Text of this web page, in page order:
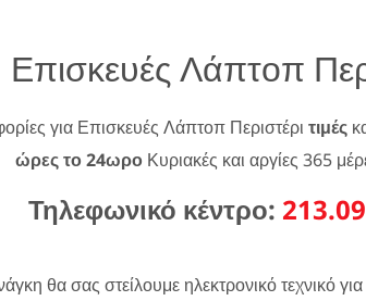
Επισκευές Λάπτοπ
για Επισκευές Λάπτοπ Περιστέρι τιμές
ώρες το 24ωροΚυριακές και αργίες 365
Τηλεφωνικό κέντρο:
θα σας στείλουμε ηλεκτρονικό τεχνικό